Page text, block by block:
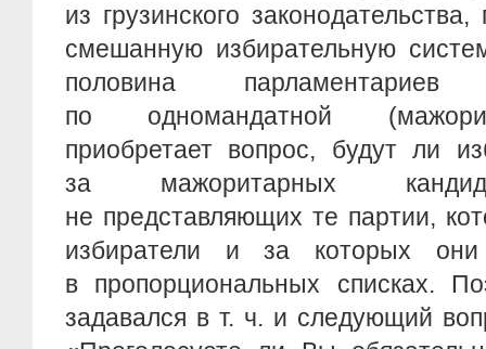
из грузинского
смешанную избирательную
половина
по одномандатной
приобретает вопрос, будут ли
за мажоритарных
не представляющих те партии,
избиратели и за которых они
в пропорциональных списках.
задавался в т. ч. и следующий